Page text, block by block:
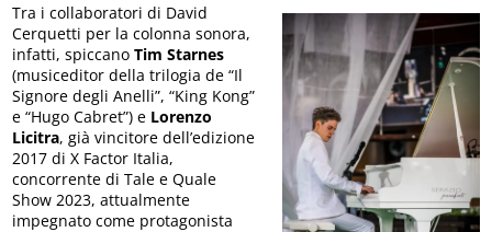
Tra i collaboratori di David
Cerquetti per la colonna sonora,
infatti, spiccanoTim Starnes
(musiceditor della trilogia de “Il
Signore degli Anelli”, “King Kong”
e “Hugo Cabret”) e Lorenzo
Licitra, già vincitore dell’edizione
2017 di X Factor Italia,
concorrente di Tale e Quale
Show 2023, attualmente
impegnato come protagonista